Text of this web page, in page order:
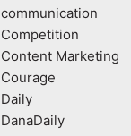
communication
Competition
Content Marketing
Courage
Daily
DanaDaily